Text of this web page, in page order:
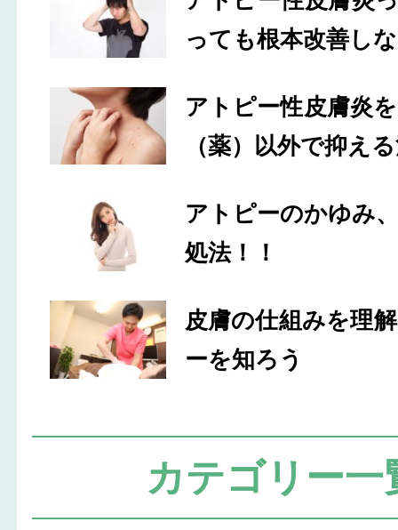
っても根本改善し
アトピー性皮膚炎
（薬）以外で抑え
アトピーのかゆみ
処法！！
皮膚の仕組みを理
ーを知ろう
カテゴリー一